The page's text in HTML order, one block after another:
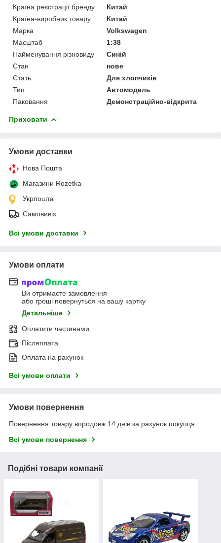
Країна реєстрації бренду
Китай
Країна-виробник товару
Китай
Марка
Volkswagen
Масштаб
1:38
Найменування різновиду
Синій
Стан
нове
Стать
Для хлопчиків
Тип
Автомодель
Паковання
Демонстраційно-відкрита
Приховати
Умови доставки
Нова Пошта
Магазини Rozetka
Укрпошта
Самовивіз
Всі умови доставки
Умови оплати
Ви отримаєте замовлення
або гроші повернуться на вашу картку
Детальніше
Оплатити частинами
Післяплата
Оплата на рахунок
Всі умови оплати
Умови повернення
Повернення товару впродовж 14 днів за рахунок покупця
Всі умови повернення
Подібні товари компанії